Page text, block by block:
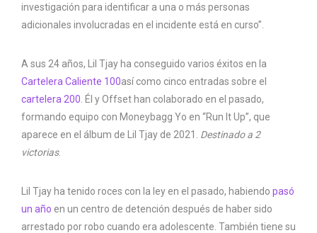
investigación para identificar a una o más personas
adicionales involucradas en el incidente está en curso”.
A sus 24 años, Lil Tjay ha conseguido varios éxitos en la
Cartelera Caliente 100así como cinco entradas sobre el
cartelera 200 . Él y Offset han colaborado en el pasado,
formando equipo con Moneybagg Yo en “Run It Up”, que
aparece en el álbum de Lil Tjay de 2021. Destinado a 2
victorias.
Lil Tjay ha tenido roces con la ley en el pasado, habiendo pasó
un año en un centro de detención después de haber sido
arrestado por robo cuando era adolescente. También tiene su